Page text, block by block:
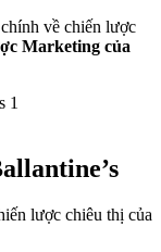
về chiến lược
Marketing của
lược chiêu thị của